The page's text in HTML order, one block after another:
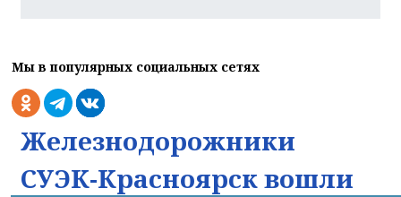
Мы в популярных социальных сетях
Железнодорожники
СУЭК-Красноярск вошли